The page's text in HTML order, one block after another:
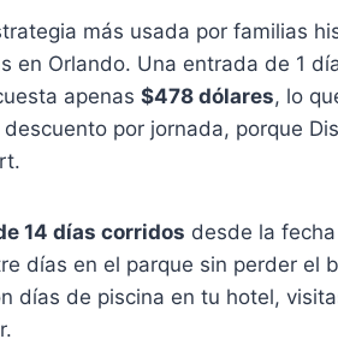
más usada por familias
en Orlando. Una entrada de 1
apenas $478 dólares, lo
por jornada, porque
14 días corridos desde la
días en el parque sin perder el
días de piscina en tu hotel,